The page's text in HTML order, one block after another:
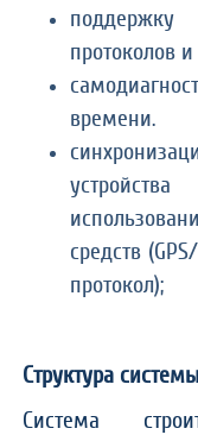
поддержку
протоколов
времени.
средств
протокол);
Структура
Система